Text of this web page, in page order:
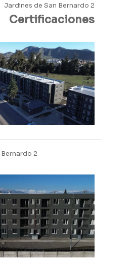
Jardines de San Bernardo 2
Certificaciones
2